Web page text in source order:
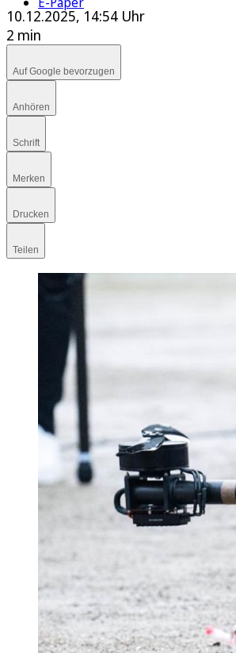
10.12.2025, 14:54 Uhr
2 min
Auf Google bevorzugen
Anhören
Schrift
Merken
Drucken
Teilen